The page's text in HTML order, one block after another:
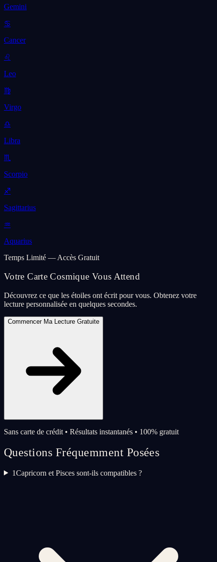
Gemini
♋
Cancer
♌
Leo
♍
Virgo
♎
Libra
♏
Scorpio
♐
Sagittarius
♒
Aquarius
Temps Limité — Accès Gratuit
Votre Carte Cosmique Vous Attend
Découvrez ce que les étoiles ont écrit pour vous. Obtenez votre
lecture personnalisée en quelques secondes.
Commencer Ma Lecture Gratuite
Sans carte de crédit • Résultats instantanés • 100% gratuit
Questions Fréquemment Posées
1Capricorn et Pisces sont-ils compatibles ?